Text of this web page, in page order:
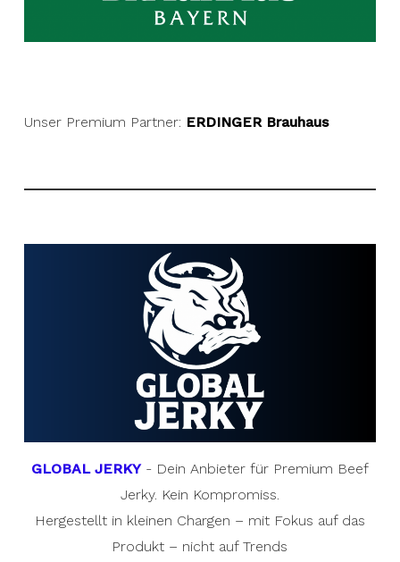
Unser Premium Partner: ERDINGER Brauhaus
GLOBAL JERKY- Dein Anbieter für Premium Beef
Jerky. Kein Kompromiss.
Hergestellt in kleinen Chargen – mit Fokus auf das
Produkt – nicht auf Trends